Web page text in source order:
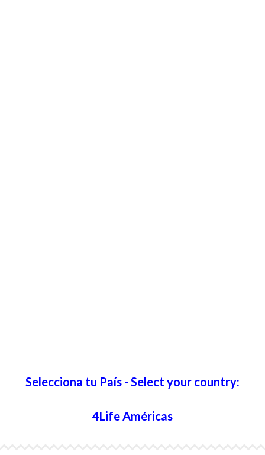
Selecciona tu País - Select your country:
4Life Américas